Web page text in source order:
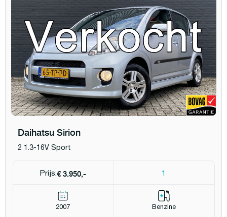
Daihatsu Sirion
2 1.3-16V Sport
Prijs:€ 3.950,- 1
2007 Benzine